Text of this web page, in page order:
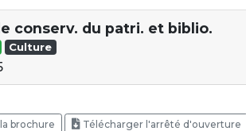
conserv. du patri. et biblio.
Culture
brochure Télécharger l'arrêté d'ouverture